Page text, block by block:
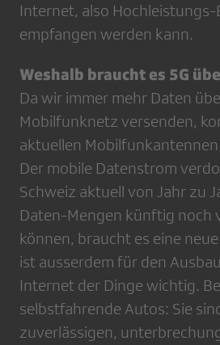
Internet, also
empfangen werden kann.
Weshalb braucht es 5G
Da wir immer mehr Daten
Mobilfunknetz versenden,
aktuellen Mobilfunkantennen
Der mobile Datenstrom
Schweiz aktuell von Jahr zu
Daten-Mengen künftig noch
können, braucht es eine
ist ausserdem für den
Internet der Dinge wichtig.
selbstfahrende Autos: Sie
zuverlässigen,